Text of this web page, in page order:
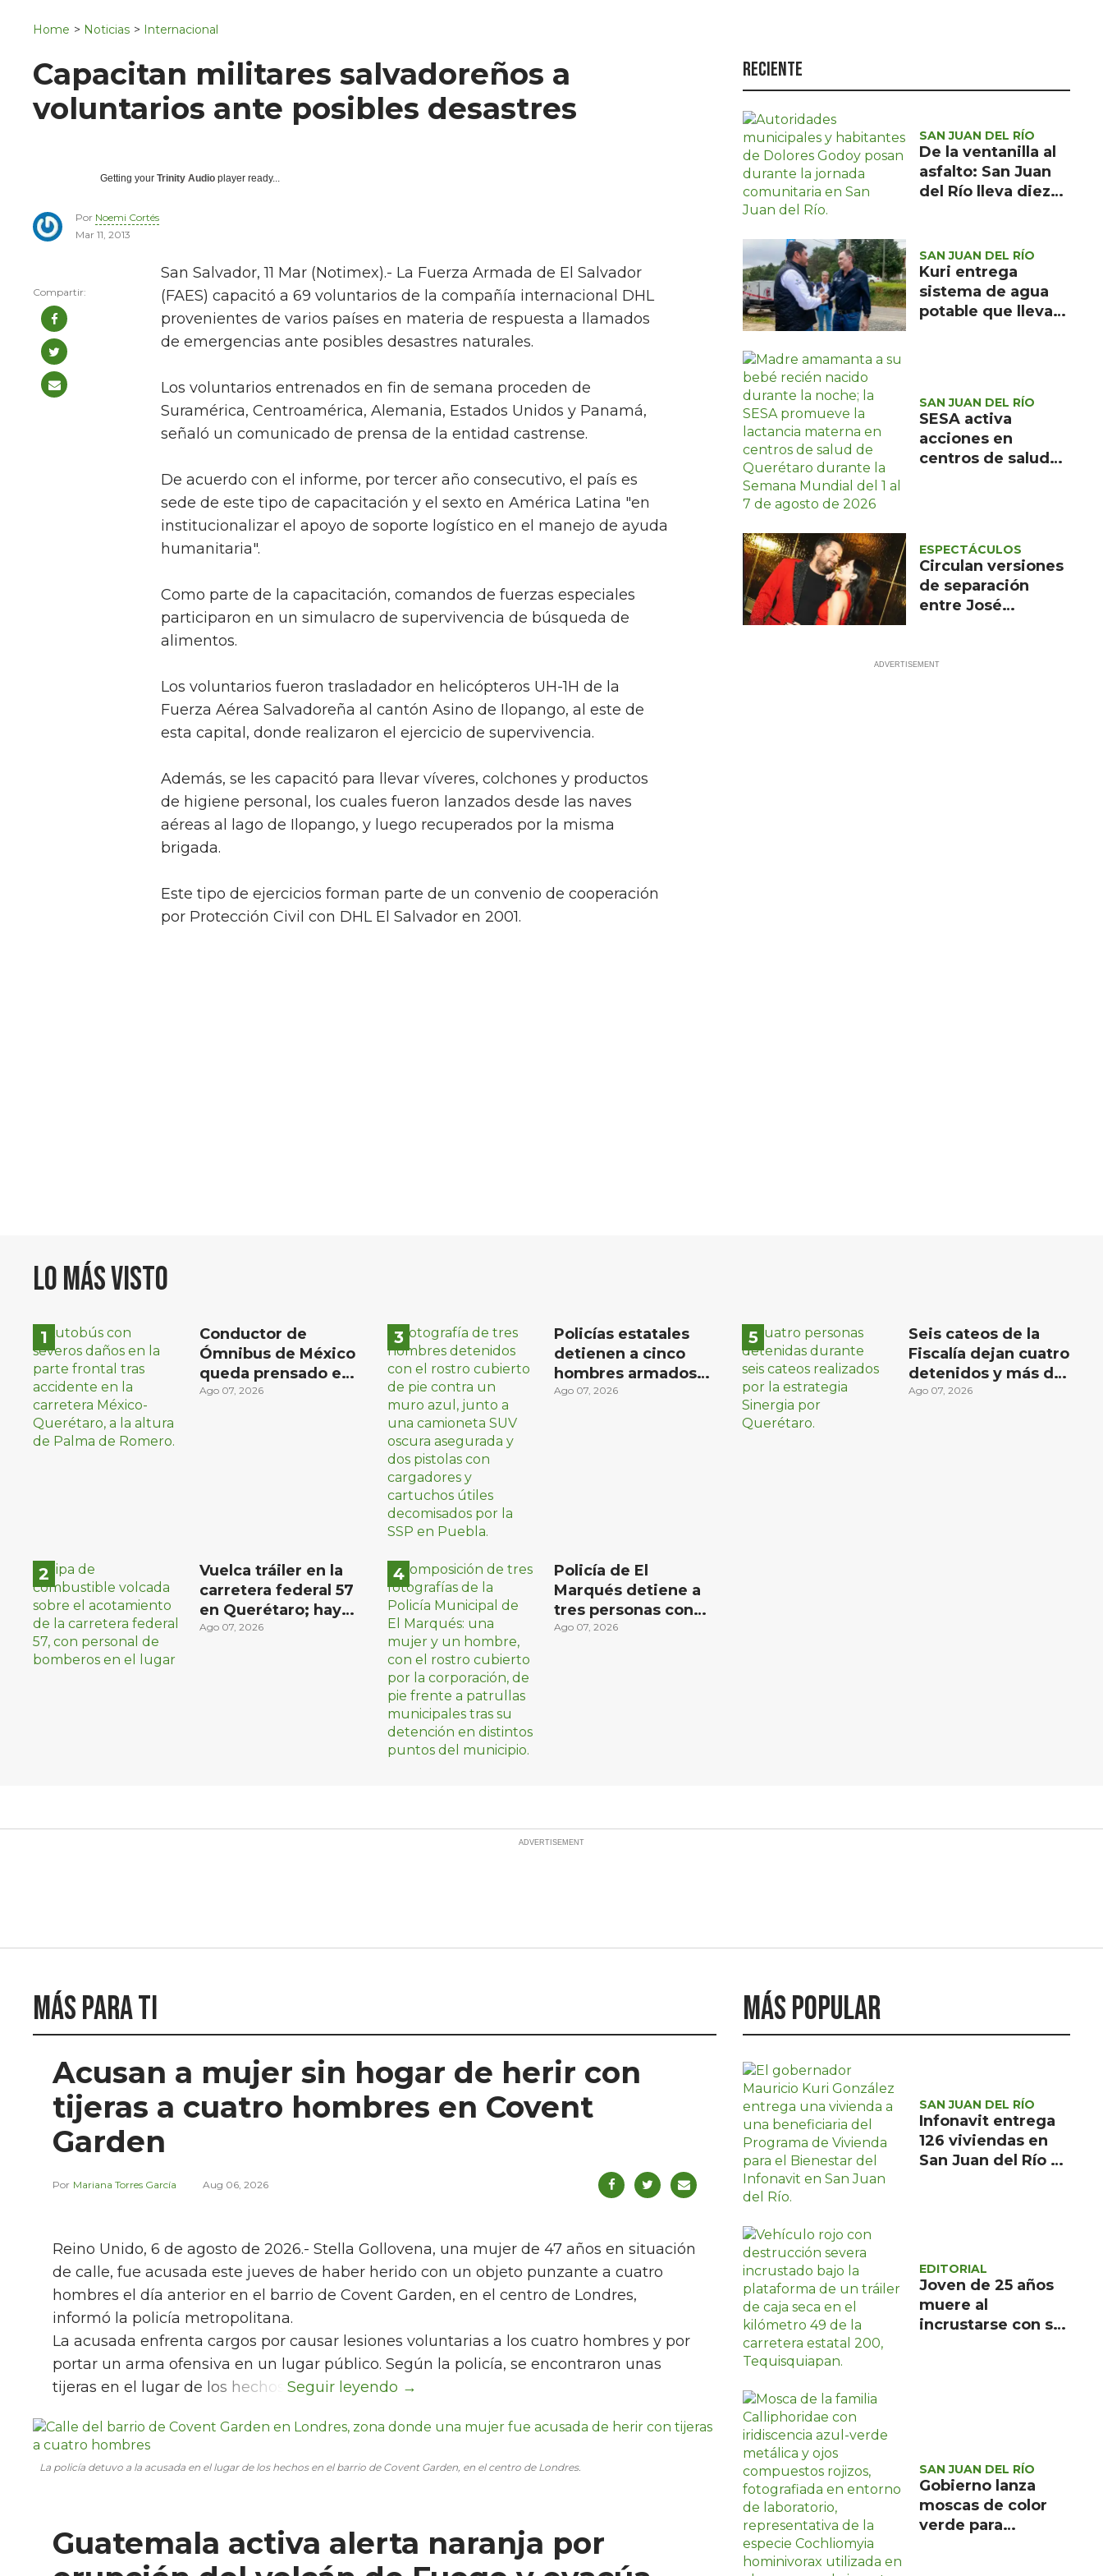
Política
Asuntos Sociales
Estilo de vida
Home > Noticias > Internacional
Capacitan militares salvadoreños a
voluntarios ante posibles desastres
Getting your Trinity Audio player ready...
Por Noemi Cortés
Mar 11, 2013
San Salvador, 11 Mar (Notimex).- La Fuerza Armada de El Salvador
(FAES) capacitó a 69 voluntarios de la compañía internacional DHL
provenientes de varios países en materia de respuesta a llamados
de emergencias ante posibles desastres naturales.
Los voluntarios entrenados en fin de semana proceden de
Suramérica, Centroamérica, Alemania, Estados Unidos y Panamá,
señaló un comunicado de prensa de la entidad castrense.
De acuerdo con el informe, por tercer año consecutivo, el país es
sede de este tipo de capacitación y el sexto en América Latina "en
institucionalizar el apoyo de soporte logístico en el manejo de ayuda
humanitaria".
Como parte de la capacitación, comandos de fuerzas especiales
participaron en un simulacro de supervivencia de búsqueda de
alimentos.
Los voluntarios fueron trasladador en helicópteros UH-1H de la
Fuerza Aérea Salvadoreña al cantón Asino de Ilopango, al este de
esta capital, donde realizaron el ejercicio de supervivencia.
Además, se les capacitó para llevar víveres, colchones y productos
de higiene personal, los cuales fueron lanzados desde las naves
aéreas al lago de Ilopango, y luego recuperados por la misma
brigada.
Este tipo de ejercicios forman parte de un convenio de cooperación
por Protección Civil con DHL El Salvador en 2001.
Reciente
SAN JUAN DEL RÍO
De la ventanilla al
asfalto: San Juan
del Río lleva diez
SAN JUAN DEL RÍO
Kuri entrega
sistema de agua
potable que lleva
SAN JUAN DEL RÍO
SESA activa
acciones en
centros de salud
ESPECTÁCULOS
Circulan versiones
de separación
entre José
ninguno lo
Lo más visto
Conductor de
Ómnibus de México
queda prensado en
choque con
Ago 07, 2026
Vuelca tráiler en la
carretera federal 57
en Querétaro; hay
derrame de
Ago 07, 2026
Policías estatales
detienen a cinco
hombres armados
en Puebla capital
Ago 07, 2026
Policía de El
Marqués detiene a
tres personas con
distintos narcóticos
Ago 07, 2026
Seis cateos de la
Fiscalía dejan cuatro
detenidos y más de
mil dosis
Ago 07, 2026
Más para ti
Acusan a mujer sin hogar de herir con
tijeras a cuatro hombres en Covent
Garden
Mariana Torres García Aug 06, 2026
La policía detuvo a la acusada en el lugar de los hechos en el barrio de Covent Garden, en el centro de Londres.
Reino Unido, 6 de agosto de 2026.- Stella Gollovena, una mujer de 47 años en situación
de calle, fue acusada este jueves de haber herido con un objeto punzante a cuatro
hombres el día anterior en el barrio de Covent Garden, en el centro de Londres,
informó la policía metropolitana.
La acusada enfrenta cargos por causar lesiones voluntarias a los cuatro hombres y por
portar un arma ofensiva en un lugar público. Según la policía, se encontraron unas
tijeras en el lugar de los hechos.
Más popular
SAN JUAN DEL RÍO
Infonavit entrega
126 viviendas en
San Juan del Río a
EDITORIAL
Joven de 25 años
muere al
incrustarse con su
SAN JUAN DEL RÍO
Gobierno lanza
moscas de color
verde para
Guatemala activa alerta naranja por